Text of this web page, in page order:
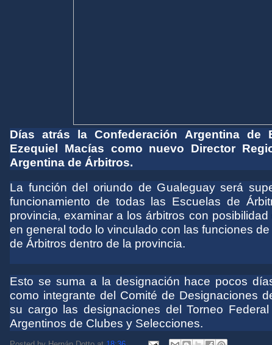
Días atrás la Confederación Argentina de
Ezequiel Macías como nuevo Director
Argentina de Árbitros.
La función del oriundo de Gualeguay será
funcionamiento de todas las Escuelas de
provincia, examinar a los árbitros con
en general todo lo vinculado con las funciones
de Árbitros dentro de la provincia.
Esto se suma a la designación hace pocos
como integrante del Comité de Designaciones
su cargo las designaciones del Torneo
Argentinos de Clubes y Selecciones.